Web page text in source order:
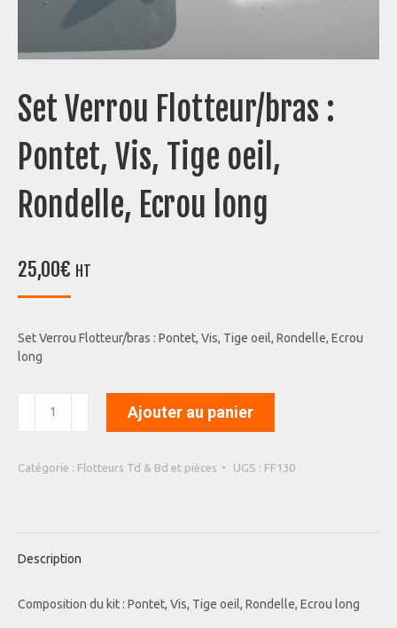
Set Verrou Flotteur/bras :
Pontet, Vis, Tige oeil,
Rondelle, Ecrou long
25,00€ HT
Set Verrou Flotteur/bras : Pontet, Vis, Tige oeil, Rondelle, Ecrou
long
Flotteur/bras
Ecrou
Ajouter au panier
Catégorie : Flotteurs Td & Bd et pièces UGS : FF130
Description
Composition du kit : Pontet, Vis, Tige oeil, Rondelle, Ecrou long